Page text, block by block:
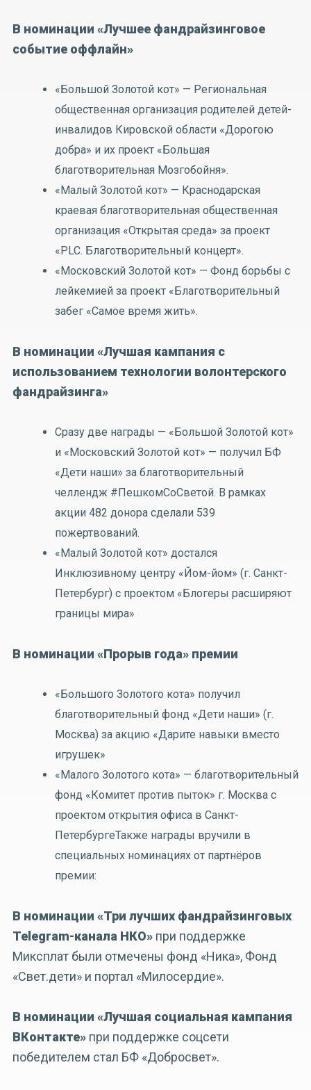
В номинации «Лучшее фандрайзинговое
событие оффлайн»
«Большой Золотой кот» — Региональная
общественная организация родителей детей-
инвалидов Кировской области «Дорогою
добра» и их проект «Большая
благотворительная Мозгобойня».
«Малый Золотой кот» — Краснодарская
краевая благотворительная общественная
организация «Открытая среда» за проект
«PLC. Благотворительный концерт».
«Московский Золотой кот» — Фонд борьбы с
лейкемией за проект «Благотворительный
забег «Самое время жить».
В номинации «Лучшая кампания с
использованием технологии волонтерского
фандрайзинга»
Сразу две награды — «Большой Золотой кот»
и «Московский Золотой кот» — получил БФ
«Дети наши» за благотворительный
челлендж #ПешкомСоСветой. В рамках
акции 482 донора сделали 539
пожертвований.
«Малый Золотой кот» достался
Инклюзивному центру «Йом-йом» (г. Санкт-
Петербург) с проектом «Блогеры расширяют
границы мира»
В номинации «Прорыв года» премии
«Большого Золотого кота» получил
благотворительный фонд «Дети наши» (г.
Москва) за акцию «Дарите навыки вместо
игрушек»
«Малого Золотого кота» — благотворительный
фонд «Комитет против пыток» г. Москва с
проектом открытия офиса в Санкт-
ПетербургеТакже награды вручили в
специальных номинациях от партнёров
премии:
В номинации «Три лучших фандрайзинговых
Telegram-канала НКО» при поддержке
Миксплат были отмечены фонд «Ника», Фонд
«Свет.дети» и портал «Милосердие».
В номинации «Лучшая социальная кампания
ВКонтакте» при поддержке соцсети
победителем стал БФ «Добросвет».